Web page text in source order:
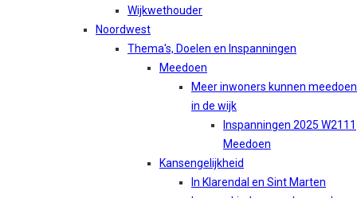
Wijkwethouder
Noordwest
Thema's, Doelen en Inspanningen
Meedoen
Meer inwoners kunnen meedoen
in de wijk
Inspanningen 2025 W2111
Meedoen
Kansengelijkheid
In Klarendal en Sint Marten